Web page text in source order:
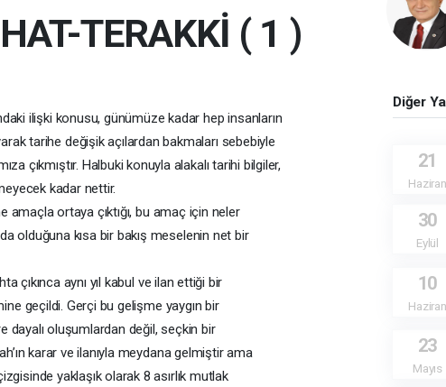
TERAKKİ ( 1 )
ilişki konusu, günümüze kadar hep insanların
tarihe değişik açılardan bakmaları sebebiyle
çıkmıştır. Halbuki konuyla alakalı tarihi bilgiler,
kadar nettir.
ortaya çıktığı, bu amaç için neler
olduğuna kısa bir bakış meselenin net bir
çıkınca aynı yıl kabul ve ilan ettiği bir
geçildi. Gerçi bu gelişme yaygın bir
dayalı oluşumlardan değil, seçkin bir
karar ve ilanıyla meydana gelmiştir ama
yaklaşık olarak 8 asırlık mutlak
Diğer
21
Haziran
30
Eylül
10
Haziran
23
Mayıs